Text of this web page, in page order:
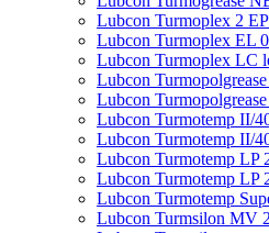
Lubcon Turmoplex 2 EP
Lubcon Turmoplex EL
Lubcon Turmoplex LC
Lubcon
Lubcon
Lubcon Turmotemp II/
Lubcon Turmotemp II/
Lubcon Turmotemp LP
Lubcon Turmotemp LP
Lubcon Turmotemp
Lubcon Turmsilon MV 2